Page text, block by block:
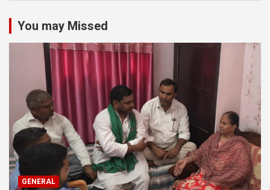
You may Missed
GENERAL